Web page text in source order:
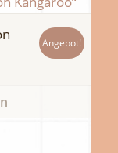
Angebot!